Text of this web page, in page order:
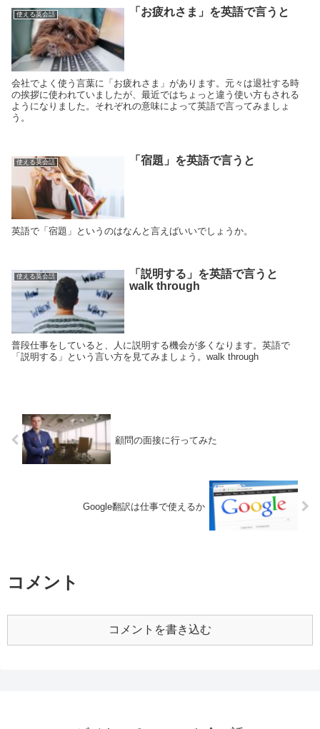
使える英会話 「お疲れさま」を英語で言うと
会社でよく使う言葉に「お疲れさま」があります。元々は退社する時
の挨拶に使われていましたが、最近ではちょっと違う使い方もされる
ようになりました。それぞれの意味によって英語で言ってみましょ
う。
使える英会話 「宿題」を英語で言うと
英語で「宿題」というのはなんと言えばいいでしょうか。
使える英会話
「説明する」を英語で言うと
walk through
普段仕事をしていると、人に説明する機会が多くなります。英語で
「説明する」という言い方を見てみましょう。walk through
顧問の面接に行ってみた
Google翻訳は仕事で使えるか
コメント
コメントを書き込む